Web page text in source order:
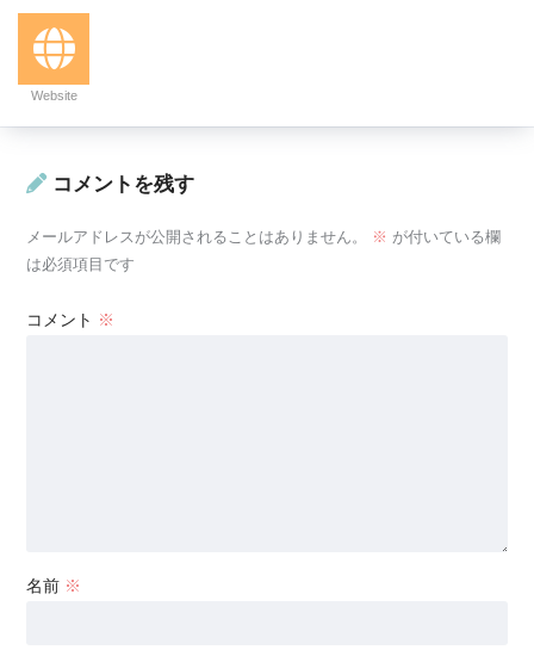
Website
コメントを残す
メールアドレスが公開されることはありません。 ※ が付いている欄
は必須項目です
コメント ※
名前 ※